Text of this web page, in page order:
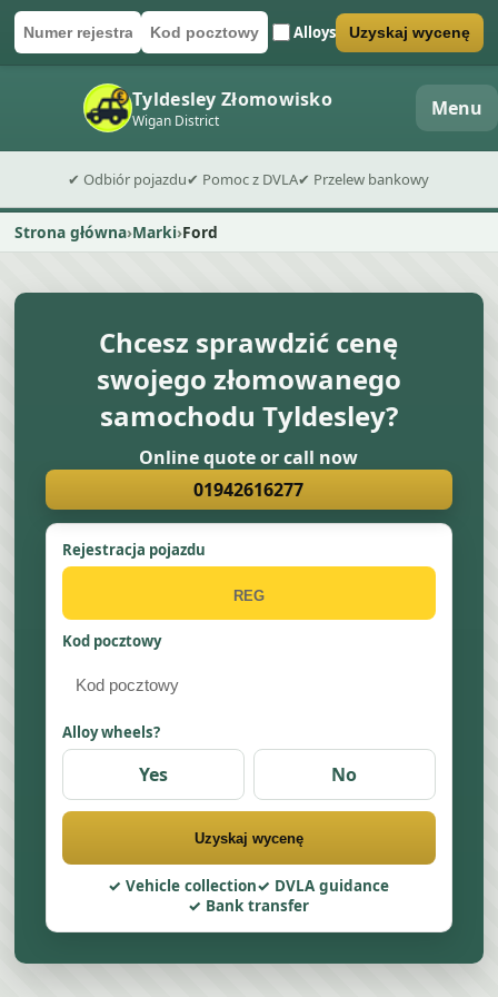
Numer rejestracyjny
Kod pocztowyAlloys
Wyślij formularz wyceny Uzyskaj wycenę
Tyldesley Złomowisko
Wigan District Menu
✔ Odbiór pojazdu✔ Pomoc z DVLA✔ Przelew bankowy
Strona główna Marki Ford
Chcesz sprawdzić cenę
swojego złomowanego
samochodu Tyldesley?
Online quote or call now
01942616277
Rejestracja pojazdu
Kod pocztowy
Alloy wheels?
Yes No
Uzyskaj wycenę
Vehicle collection
DVLA guidance
Bank transfer